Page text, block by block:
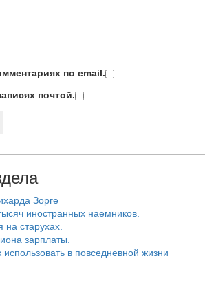
по email.
почтой.
Зорге
иностранных наемников.
старухах.
зарплаты.
использовать в повседневной жизни